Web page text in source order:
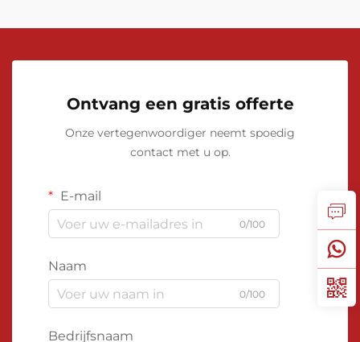
Ontvang een gratis offerte
Onze vertegenwoordiger neemt spoedig
contact met u op.
E-mail
0/100
Naam
0/100
Bedrijfsnaam